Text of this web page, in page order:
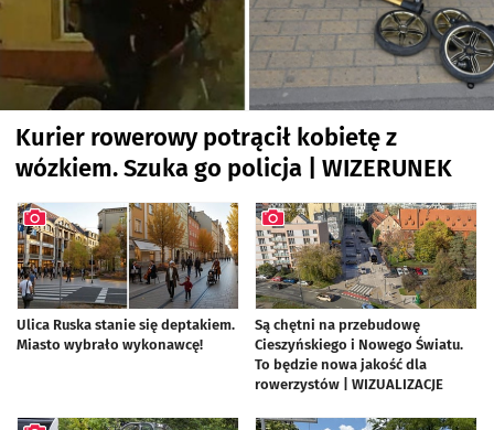
Kurier rowerowy potrącił kobietę z
wózkiem. Szuka go policja | WIZERUNEK
Ulica Ruska stanie się deptakiem.
Miasto wybrało wykonawcę!
Są chętni na przebudowę
Cieszyńskiego i Nowego Światu.
To będzie nowa jakość dla
rowerzystów | WIZUALIZACJE